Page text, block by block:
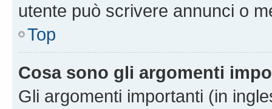
utente può scrivere annunci o
Top
Cosa sono gli argomenti
Gli argomenti importanti (in